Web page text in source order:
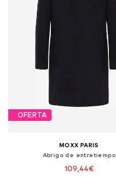
OFERTA
MOXX PARIS
Abrigo de entretiempo
109,44€